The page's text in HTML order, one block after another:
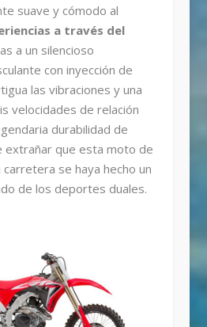
suave y cómodo al
a través del
a un silencioso
con inyección de
las vibraciones y una
velocidades de relación
durabilidad de
extrañar que esta moto de
se haya hecho un
de los deportes duales.